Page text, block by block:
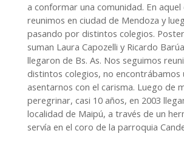
a conformar una comunidad. En aquel
reunimos en ciudad de Mendoza y
pasando por distintos colegios.
suman Laura Capozelli y Ricardo
llegaron de Bs. As. Nos seguimos
distintos colegios, no encontrábamos
asentarnos con el carisma. Luego de
peregrinar, casi 10 años, en 2003
localidad de Maipú, a través de un
servía en el coro de la parroquia